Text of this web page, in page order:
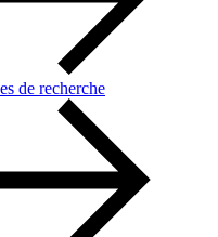
de recherche